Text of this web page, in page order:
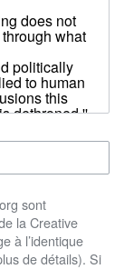
sont
la Creative
à l’identique
de détails). Si